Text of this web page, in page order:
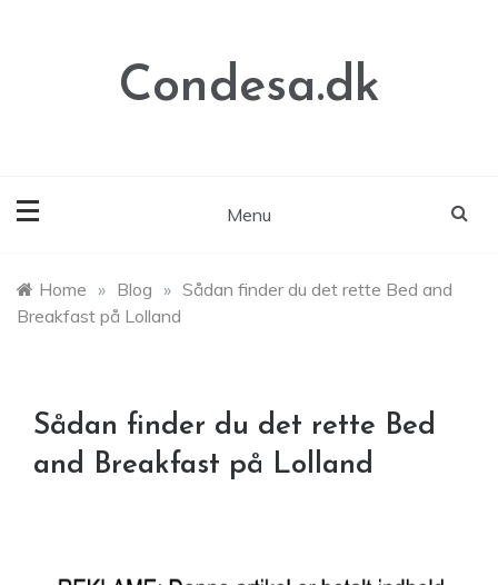
Condesa.dk
Menu
Home » Blog » Sådan finder du det rette Bed and
Breakfast på Lolland
Sådan finder du det rette Bed
and Breakfast på Lolland